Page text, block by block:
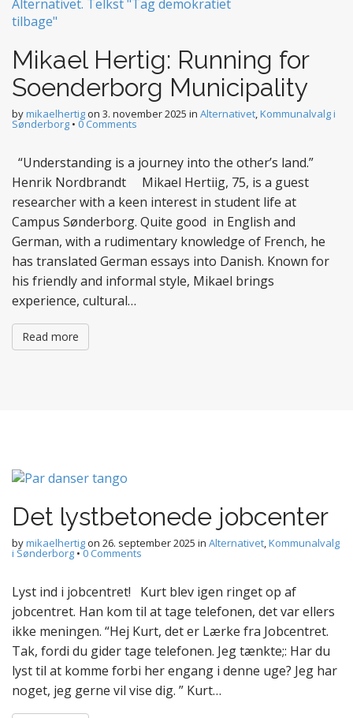
Mikael Hertig: Running for
Soenderborg Municipality
bymikaelhertigon 3. november 2025 in Alternativet,Kommunalvalg i
Sønderborg • 0 Comments
“Understanding is a journey into the other’s land.”
Henrik Nordbrandt Mikael Hertiig, 75, is a guest
researcher with a keen interest in student life at
Campus Sønderborg. Quite good in English and
German, with a rudimentary knowledge of French, he
has translated German essays into Danish. Known for
his friendly and informal style, Mikael brings
experience, cultural…
Read more
Det lystbetonede jobcenter
bymikaelhertigon 26. september 2025 in Alternativet,Kommunalvalg
i Sønderborg •0 Comments
Lyst ind i jobcentret! Kurt blev igen ringet op af
jobcentret. Han kom til at tage telefonen, det var ellers
ikke meningen. “Hej Kurt, det er Lærke fra Jobcentret.
Tak, fordi du gider tage telefonen. Jeg tænkte;: Har du
lyst til at komme forbi her engang i denne uge? Jeg har
noget, jeg gerne vil vise dig. ” Kurt…